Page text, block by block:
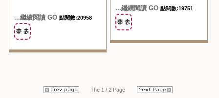
...繼續閱讀 GO 點閱數:20958
...繼續閱讀 GO 點閱數:19751
The 1 / 2 Page